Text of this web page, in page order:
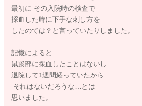
のであれば、今回の場合、コミュニケーシ
思います。
代に経験して、自信がついてきたからこそ
んどだと思います。
ですが、ママさんがおっしゃるように、珍
大学など高次機能病院に集まりますので、
最初に その入院時の検査で
採血した時に下手な刺し方を
したのでは？と言っていたりしました。
記憶によると
鼠蹊部に採血したことはないし
退院して1週間経っていたから
それはないだろうな…とは
思いました。